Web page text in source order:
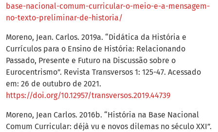
base-nacional-comum-curricular-o-meio-e-a-mensagem-
no-texto-preliminar-de-historia/
Moreno, Jean. Carlos. 2019a. “Didática da História e
Currículos para o Ensino de História: Relacionando
Passado, Presente e Futuro na Discussão sobre o
Eurocentrismo”. Revista Transversos 1: 125-47. Acessado
em: 26 de outubro de 2021.
https://doi.org/10.12957/transversos.2019.44739
Moreno, Jean Carlos. 2016b. “História na Base Nacional
Comum Curricular: déjà vu e novos dilemas no século XXI”.